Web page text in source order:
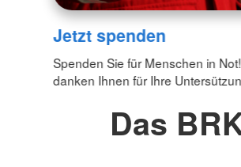
Jetzt spenden
Spenden Sie für Menschen in
danken Ihnen für Ihre
Das